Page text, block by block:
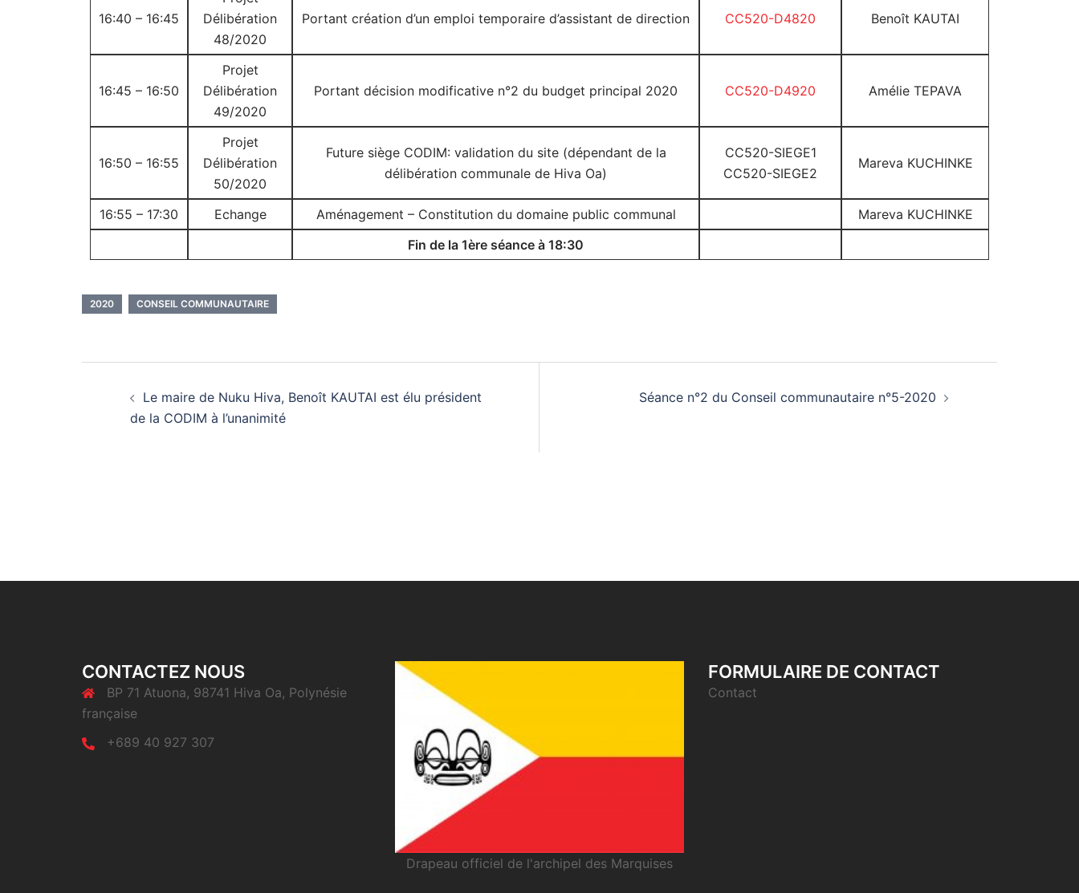
16:40 – 16:45
Délibération
48/2020
Portant création d’un emploi temporaire d’assistant de direction CC520-D4820 Benoît KAUTAI
16:45 – 16:50
Projet
Délibération
49/2020
Portant décision modificative n°2 du budget principal 2020 CC520-D4920 Amélie TEPAVA
16:50 – 16:55
Projet
Délibération
50/2020
Future siège CODIM: validation du site (dépendant de la
délibération communale de Hiva Oa)
CC520-SIEGE1
CC520-SIEGE2
Mareva KUCHINKE
16:55 – 17:30 Echange Aménagement – Constitution du domaine public communal
Mareva KUCHINKE
Fin de la 1ère séance à 18:30
2020 CONSEIL COMMUNAUTAIRE
Le maire de Nuku Hiva, Benoît KAUTAI est élu président
de la CODIM à l’unanimité
Séance n°2 du Conseil communautaire n°5-2020
CONTACTEZ NOUS
BP 71 Atuona, 98741 Hiva Oa, Polynésie
française
+689 40 927 307
Drapeau officiel de l'archipel des Marquises
FORMULAIRE DE CONTACT
Contact